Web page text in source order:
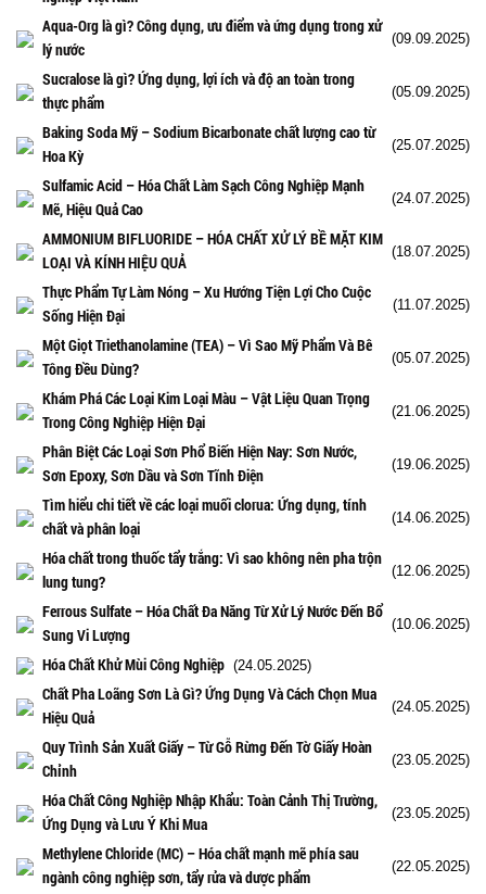
Aqua-Org là gì? Công dụng, ưu điểm và ứng dụng trong xử
lý nước
(09.09.2025)
Sucralose là gì? Ứng dụng, lợi ích và độ an toàn trong
thực phẩm
(05.09.2025)
Baking Soda Mỹ – Sodium Bicarbonate chất lượng cao từ
Hoa Kỳ
(25.07.2025)
Sulfamic Acid – Hóa Chất Làm Sạch Công Nghiệp Mạnh
Mẽ, Hiệu Quả Cao
(24.07.2025)
AMMONIUM BIFLUORIDE – HÓA CHẤT XỬ LÝ BỀ MẶT KIM
LOẠI VÀ KÍNH HIỆU QUẢ
(18.07.2025)
Thực Phẩm Tự Làm Nóng – Xu Hướng Tiện Lợi Cho Cuộc
Sống Hiện Đại
(11.07.2025)
Một Giọt Triethanolamine (TEA) – Vì Sao Mỹ Phẩm Và Bê
Tông Đều Dùng?
(05.07.2025)
Khám Phá Các Loại Kim Loại Màu – Vật Liệu Quan Trọng
Trong Công Nghiệp Hiện Đại
(21.06.2025)
Phân Biệt Các Loại Sơn Phổ Biến Hiện Nay: Sơn Nước,
Sơn Epoxy, Sơn Dầu và Sơn Tĩnh Điện
(19.06.2025)
Tìm hiểu chi tiết về các loại muối clorua: Ứng dụng, tính
chất và phân loại
(14.06.2025)
Hóa chất trong thuốc tẩy trắng: Vì sao không nên pha trộn
lung tung?
(12.06.2025)
Ferrous Sulfate – Hóa Chất Đa Năng Từ Xử Lý Nước Đến Bổ
Sung Vi Lượng
(10.06.2025)
Hóa Chất Khử Mùi Công Nghiệp (24.05.2025)
Chất Pha Loãng Sơn Là Gì? Ứng Dụng Và Cách Chọn Mua
Hiệu Quả
(24.05.2025)
Quy Trình Sản Xuất Giấy – Từ Gỗ Rừng Đến Tờ Giấy Hoàn
Chỉnh
(23.05.2025)
Hóa Chất Công Nghiệp Nhập Khẩu: Toàn Cảnh Thị Trường,
Ứng Dụng và Lưu Ý Khi Mua
(23.05.2025)
Methylene Chloride (MC) – Hóa chất mạnh mẽ phía sau
ngành công nghiệp sơn, tẩy rửa và dược phẩm
(22.05.2025)